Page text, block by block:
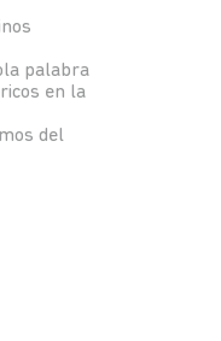
palabra
en la
del